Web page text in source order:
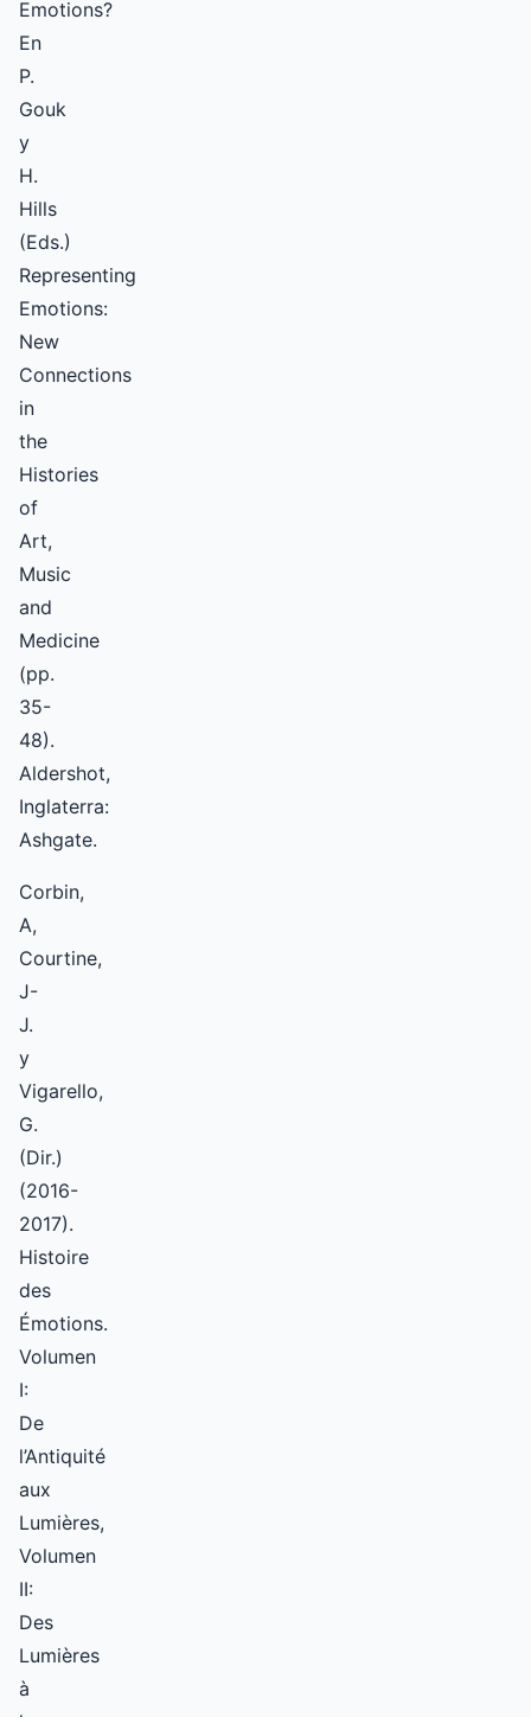
Emotions?
En
P.
Gouk
y
H.
Hills
(Eds.)
Representing
Emotions:
New
Connections
in
the
Histories
of
Art,
Music
and
Medicine
(pp.
35-
48).
Aldershot,
Inglaterra:
Ashgate.
Corbin,
A,
Courtine,
J-
J.
y
Vigarello,
G.
(Dir.)
(2016-
2017).
Histoire
des
Émotions.
Volumen
I:
De
l’Antiquité
aux
Lumières,
Volumen
II:
Des
Lumières
à